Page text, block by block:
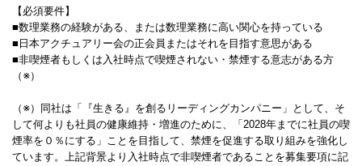
【必須要件】
■数理業務の経験がある、または数理業務に高い関心を持っている
■日本アクチュアリー会の正会員またはそれを目指す意思がある
■非喫煙者もしくは入社時点で喫煙されない・禁煙する意志がある方
（※）
（※）同社は「『生きる』を創るリーディングカンパニー」として、そ
して何よりも社員の健康維持・増進のために、「2028年までに社員の喫
煙率を０％にする」ことを目指して、禁煙を促進する取り組みを強化し
ています。上記背景より入社時点で非喫煙者であることを募集要項に記